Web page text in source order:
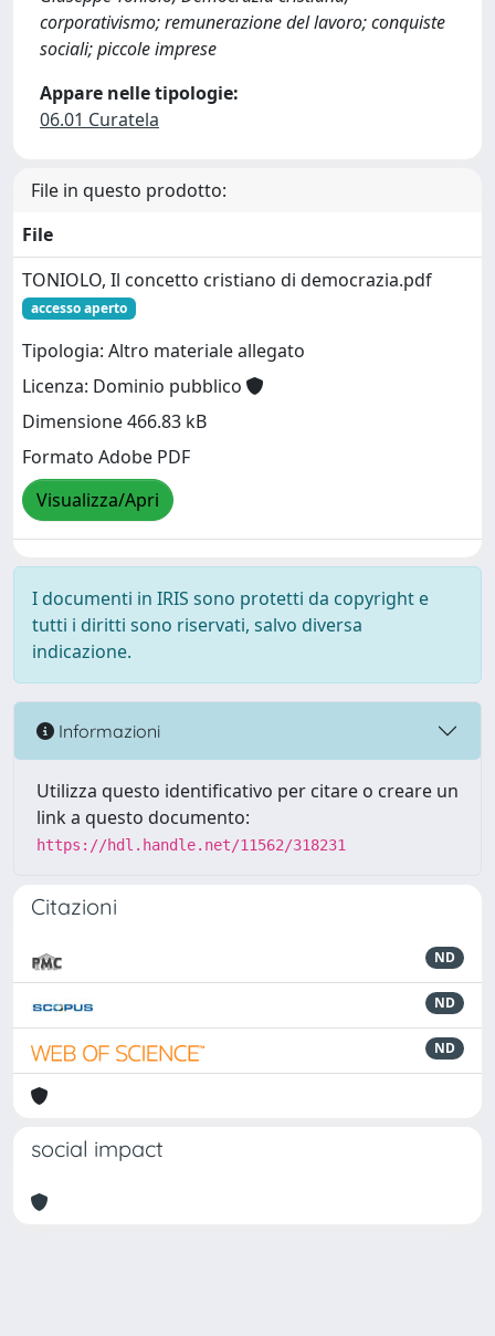
corporativismo; remunerazione del lavoro; conquiste
sociali; piccole imprese
Appare nelle tipologie:
06.01 Curatela
File in questo prodotto:
File
TONIOLO, Il concetto cristiano di democrazia.pdf
accesso aperto
Tipologia: Altro materiale allegato
Licenza: Dominio pubblico
Dimensione 466.83 kB
Formato Adobe PDF
Visualizza/Apri
I documenti in IRIS sono protetti da copyright e
tutti i diritti sono riservati, salvo diversa
indicazione.
Informazioni
Utilizza questo identificativo per citare o creare un
link a questo documento:
https://hdl.handle.net/11562/318231
Citazioni
ND
ND
ND
social impact